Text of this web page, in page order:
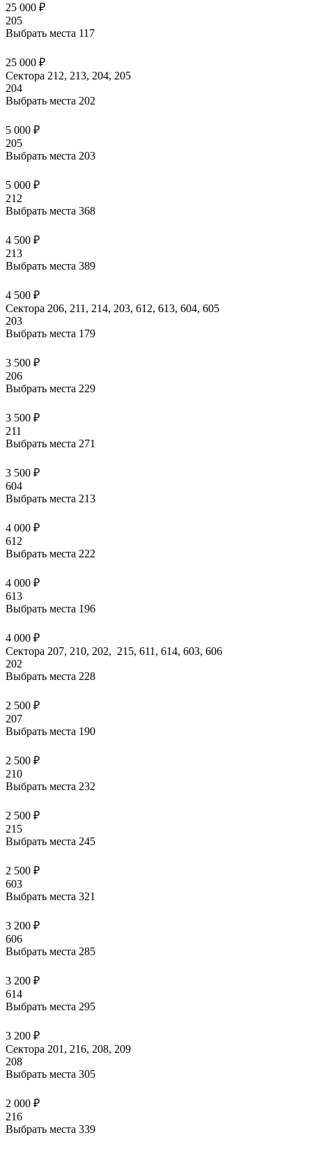
25 000 ₽
205
Выбрать места 117
25 000 ₽
Сектора 212, 213, 204, 205
204
Выбрать места 202
5 000 ₽
205
Выбрать места 203
5 000 ₽
212
Выбрать места 368
4 500 ₽
213
Выбрать места 389
4 500 ₽
Сектора 206, 211, 214, 203, 612, 613, 604, 605
203
Выбрать места 179
3 500 ₽
206
Выбрать места 229
3 500 ₽
211
Выбрать места 271
3 500 ₽
604
Выбрать места 213
4 000 ₽
612
Выбрать места 222
4 000 ₽
613
Выбрать места 196
4 000 ₽
Сектора 207, 210, 202, 215, 611, 614, 603, 606
202
Выбрать места 228
2 500 ₽
207
Выбрать места 190
2 500 ₽
210
Выбрать места 232
2 500 ₽
215
Выбрать места 245
2 500 ₽
603
Выбрать места 321
3 200 ₽
606
Выбрать места 285
3 200 ₽
614
Выбрать места 295
3 200 ₽
Сектора 201, 216, 208, 209
208
Выбрать места 305
2 000 ₽
216
Выбрать места 339